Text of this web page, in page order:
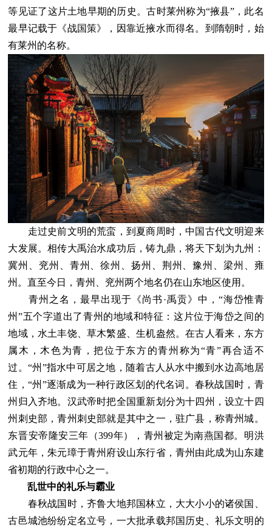
等见证了这片土地早期的历史。古时莱州称为“掖县”，此名
最早记载于《战国策》，因靠近掖水而得名。到隋朝时，始
有莱州的名称。
走过史前文明的荒蛮，到夏商周时，中国古代文明迎来
大发展。相传大禹治水成功后，铸九鼎，将天下划为九州：
冀州、兖州、青州、徐州、扬州、荆州、豫州、梁州、雍
州。直至今日，青州、兖州两个地名仍在山东地区使用。
青州之名，最早出现于《尚书·禹贡》中，“海岱惟青
州”五个字道出了青州的地域和特征：这片位于海岱之间的
地域，水土丰饶、草木繁盛、生机盎然。在古人看来，东方
属木，木色为青，把位于东方的青州称为“青”再合适不
过。“州”指水中可居之地，随着古人从水中搬到水边高地居
住，“州”逐渐成为一种行政区划的代名词。春秋战国时，青
州归入齐地。汉武帝时把全国重新划分为十四州，设立十四
州刺史部，青州刺史部就是其中之一，驻广县，称青州城。
东晋安帝隆安三年（399年），青州被定为南燕国都。明洪
武元年，朱元璋于青州府设山东行省，青州由此成为山东建
省初期的行政中心之一。
乱世中的礼乐与霸业
春秋战国时，齐鲁大地邦国林立，大大小小的诸侯国、
古邑城池纷纷定名立号，一大批承载邦国历史、礼乐文明的